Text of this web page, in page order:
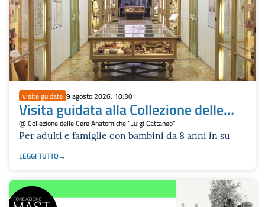
visite guidate 9 agosto 2026, 10:30
Visita guidata alla Collezione delle
Cere Anatomiche "Luigi Cattaneo"
@ Collezione delle Cere Anatomiche “Luigi Cattaneo”
Per adulti e famiglie con bambini da 8 anni in su
LEGGI TUTTO